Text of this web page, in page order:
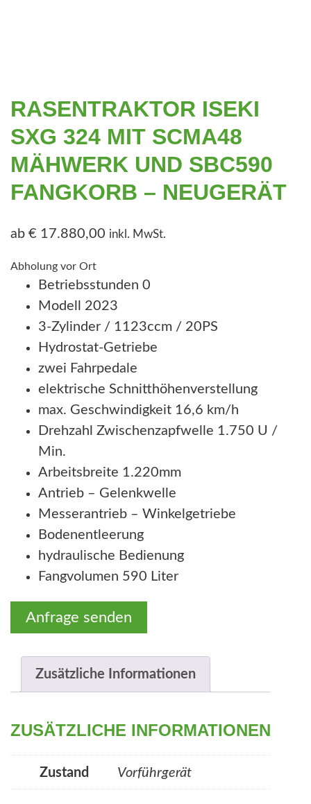
RASENTRAKTOR ISEKI
SXG 324 MIT SCMA48
MÄHWERK UND SBC590
FANGKORB – NEUGERÄT
ab € 17.880,00 inkl. MwSt.
Abholung vor Ort
Betriebsstunden 0
Modell 2023
3-Zylinder / 1123ccm / 20PS
Hydrostat-Getriebe
zwei Fahrpedale
elektrische Schnitthöhenverstellung
max. Geschwindigkeit 16,6 km/h
Drehzahl Zwischenzapfwelle 1.750 U /
Min.
Arbeitsbreite 1.220mm
Antrieb – Gelenkwelle
Messerantrieb – Winkelgetriebe
Bodenentleerung
hydraulische Bedienung
Fangvolumen 590 Liter
Anfrage senden
Zusätzliche Informationen
ZUSÄTZLICHE INFORMATIONEN
Zustand Vorführgerät